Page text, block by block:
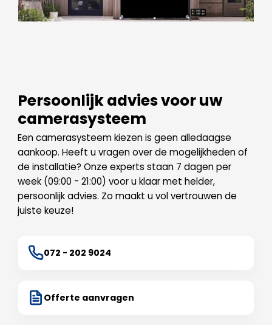
Persoonlijk advies voor uw
camerasysteem
Een camerasysteem kiezen is geen alledaagse
aankoop. Heeft u vragen over de mogelijkheden of
de installatie? Onze experts staan 7 dagen per
week (09:00 - 21:00) voor u klaar met helder,
persoonlijk advies. Zo maakt u vol vertrouwen de
juiste keuze!
072 - 202 9024
Offerte aanvragen